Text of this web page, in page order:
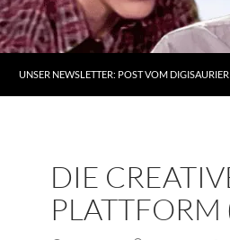
UNSER NEWSLETTER: POST VOM DIGISAURIER
DIE
PLATTFORM